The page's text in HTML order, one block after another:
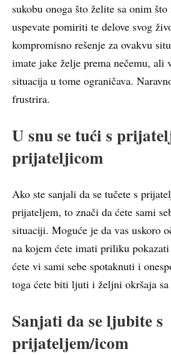
sukobu onoga što želite sa onim
uspevate pomiriti te delove svog
kompromisno rešenje za ovakvu
imate jake želje prema nečemu, ali
situacija u tome ograničava.
frustrira.
U snu se tući s
prijateljicom
Ako ste sanjali da se tučete s
prijateljem, to znači da ćete sami
situaciji. Moguće je da vas uskoro
na kojem ćete imati priliku
ćete vi sami sebe spotaknuti i
toga ćete biti ljuti i željni okršaja sa
Sanjati da se ljubite s
prijateljem/icom